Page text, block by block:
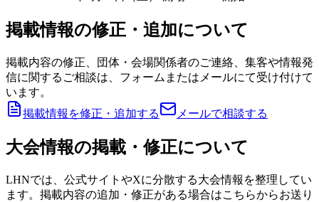
掲載情報の修正・追加について
掲載内容の修正、団体・会場関係者のご連絡、集客や情報発
信に関するご相談は、フォームまたはメールにて受け付けて
います。
掲載情報を修正・追加する
メールで相談する
大会情報の掲載・修正について
LHNでは、公式サイトやXに分散する大会情報を整理してい
ます。掲載内容の追加・修正がある場合はこちらからお送り